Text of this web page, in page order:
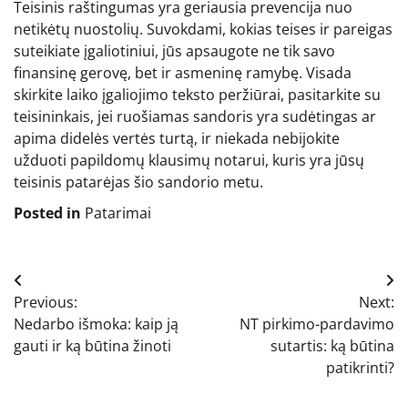
Teisinis raštingumas yra geriausia prevencija nuo
netikėtų nuostolių. Suvokdami, kokias teises ir pareigas
suteikiate įgaliotiniui, jūs apsaugote ne tik savo
finansinę gerovę, bet ir asmeninę ramybę. Visada
skirkite laiko įgaliojimo teksto peržiūrai, pasitarkite su
teisininkais, jei ruošiamas sandoris yra sudėtingas ar
apima didelės vertės turtą, ir niekada nebijokite
užduoti papildomų klausimų notarui, kuris yra jūsų
teisinis patarėjas šio sandorio metu.
Posted in Patarimai
Navigacija
tarp
įrašų
Previous:
Nedarbo išmoka: kaip ją
gauti ir ką būtina žinoti
Next:
NT pirkimo-pardavimo
sutartis: ką būtina
patikrinti?